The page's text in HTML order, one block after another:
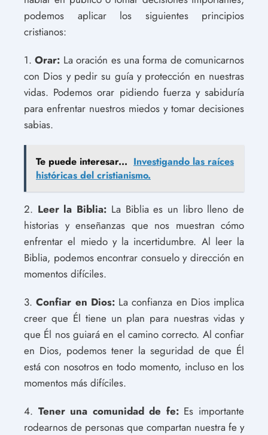
podemos aplicar los siguientes principios
cristianos:
1.Orar: La oración es una forma de comunicarnos
con Dios y pedir su guía y protección en nuestras
vidas. Podemos orar pidiendo fuerza y sabiduría
para enfrentar nuestros miedos y tomar decisiones
sabias.
Te puede interesar... Investigando las raíces
históricas del cristianismo.
2. Leer la Biblia: La Biblia es un libro lleno de
historias y enseñanzas que nos muestran cómo
enfrentar el miedo y la incertidumbre. Al leer la
Biblia, podemos encontrar consuelo y dirección en
momentos difíciles.
3.Confiar en Dios:La confianza en Dios implica
creer que Él tiene un plan para nuestras vidas y
que Él nos guiará en el camino correcto. Al confiar
en Dios, podemos tener la seguridad de que Él
está con nosotros en todo momento, incluso en los
momentos más difíciles.
4. Tener una comunidad de fe:Es importante
rodearnos de personas que compartan nuestra fe y